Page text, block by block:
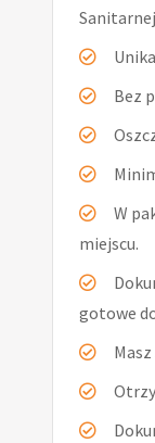
Bez
W
miejscu.
gotowe
Masz